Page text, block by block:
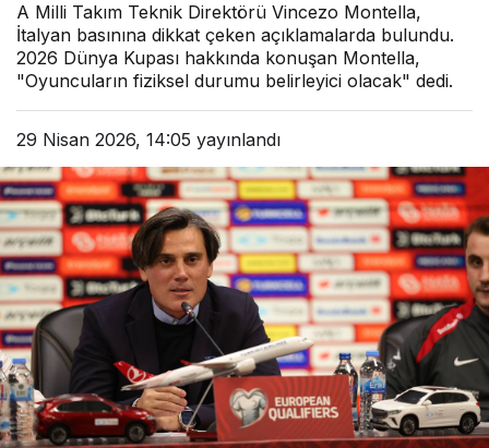
A Milli Takım Teknik Direktörü Vincezo Montella,
İtalyan basınına dikkat çeken açıklamalarda bulundu.
2026 Dünya Kupası hakkında konuşan Montella,
"Oyuncuların fiziksel durumu belirleyici olacak" dedi.
29 Nisan 2026, 14:05 yayınlandı